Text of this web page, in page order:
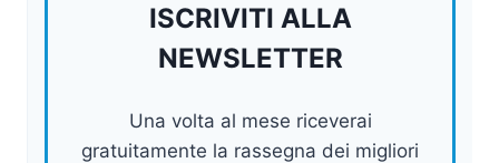
ISCRIVITI ALLA
NEWSLETTER
Una volta al mese riceverai
gratuitamente la rassegna dei migliori